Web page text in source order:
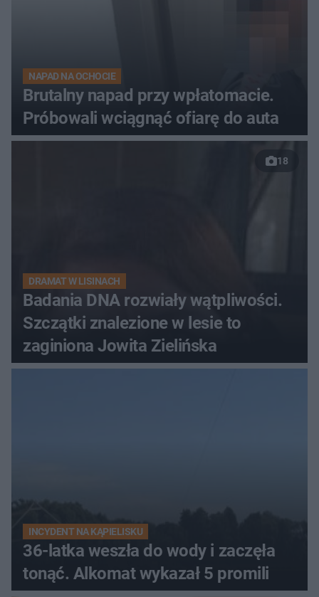
NAPAD NA OCHOCIE
Brutalny napad przy wpłatomacie.
Próbowali wciągnąć ofiarę do auta
18
DRAMAT W LISINACH
Badania DNA rozwiały wątpliwości.
Szczątki znalezione w lesie to
zaginiona Jowita Zielińska
INCYDENT NA KĄPIELISKU
36-latka weszła do wody i zaczęła
tonąć. Alkomat wykazał 5 promili